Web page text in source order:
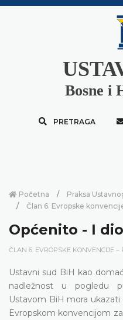
Bosne i
PRETRAGA
Početna
Praksa
Član 6. Evropske
Općenito - I dio
ČLAN 6. EVROPSKE KONVENCIJE
Ustavni sud BiH kao
nadležnost u pogledu
Ustavom BiH mora ukazati
Evropskom konvencijom